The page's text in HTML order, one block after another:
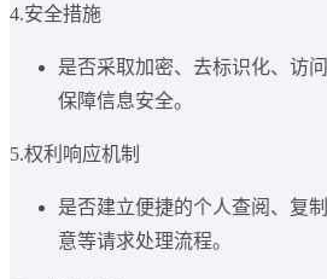
4.安全措施
是否采取加密、去标识化、访
保障信息安全。
5.权利响应机制
是否建立便捷的个人查阅、复
意等请求处理流程。